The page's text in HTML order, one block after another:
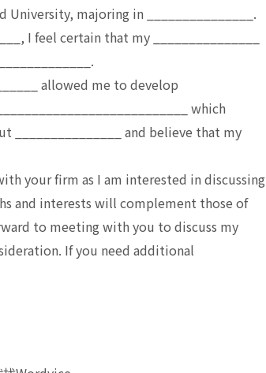
majoring in _______________.
I feel certain that my _______________
allowed me to develop
which
_______________ and believe that my
your firm as I am interested in discussing
and interests will complement those of
to meeting with you to discuss my
If you need additional